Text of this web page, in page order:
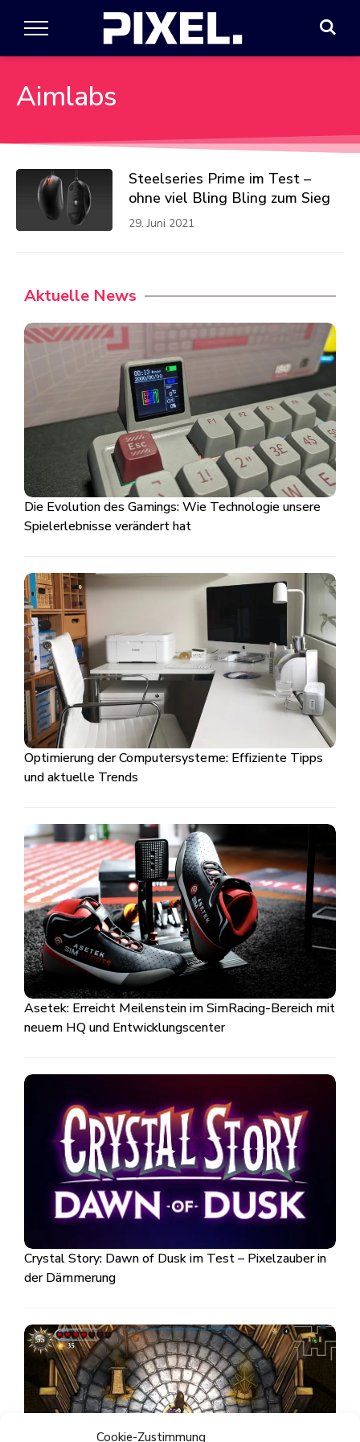
Cookie-Zustimmung
Aimlabs
Steelseries Prime im Test –
ohne viel Bling Bling zum Sieg
29. Juni 2021
Aktuelle News
Die Evolution des Gamings: Wie Technologie unsere
Spielerlebnisse verändert hat
Optimierung der Computersysteme: Effiziente Tipps
und aktuelle Trends
Asetek: Erreicht Meilenstein im SimRacing-Bereich mit
neuem HQ und Entwicklungscenter
Crystal Story: Dawn of Dusk im Test – Pixelzauber in
der Dämmerung